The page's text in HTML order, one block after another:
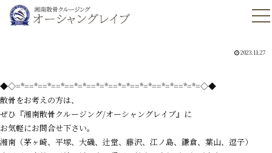
2023.11.27
◆◇=*==*==*==*==*=*==*=*==*=*==*=*==*=*==*=*=◇◆
散骨をお考えの方は、
ぜひ『湘南散骨クルージング/オーシャングレイブ』に
お気軽にお問合せ下さい。
湘南（茅ヶ崎、平塚、大磯、辻堂、藤沢、江ノ島、鎌倉、葉山、逗子）